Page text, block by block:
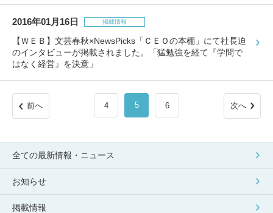
2016年01月16日 掲載情報
【ＷＥＢ】文芸春秋×NewsPicks「ＣＥＯの本棚」にて社長迫
のインタビューが掲載されました。「猛勉強を経て『学問で
はなく経営』を決意」
前へ 4 5 6 次へ
全ての最新情報・ニュース
お知らせ
掲載情報